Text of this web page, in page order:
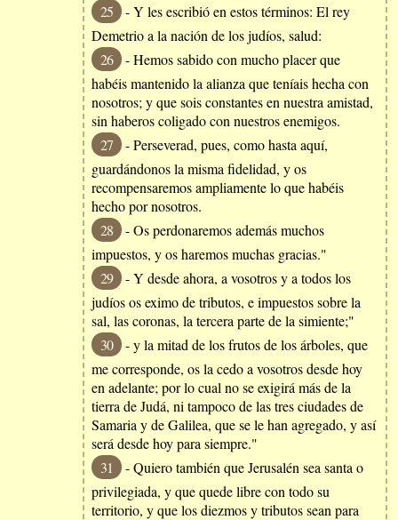
25
- Y les escribió en estos términos: El rey
Demetrio a la nación de los judíos, salud:
26
- Hemos sabido con mucho placer que
habéis mantenido la alianza que teníais hecha con
nosotros; y que sois constantes en nuestra amistad,
sin haberos coligado con nuestros enemigos.
27
- Perseverad, pues, como hasta aquí,
guardándonos la misma fidelidad, y os
recompensaremos ampliamente lo que habéis
hecho por nosotros.
28
- Os perdonaremos además muchos
impuestos, y os haremos muchas gracias."
29
- Y desde ahora, a vosotros y a todos los
judíos os eximo de tributos, e impuestos sobre la
sal, las coronas, la tercera parte de la simiente;"
30
- y la mitad de los frutos de los árboles, que
me corresponde, os la cedo a vosotros desde hoy
en adelante; por lo cual no se exigirá más de la
tierra de Judá, ni tampoco de las tres ciudades de
Samaria y de Galilea, que se le han agregado, y así
será desde hoy para siempre."
31
- Quiero también que Jerusalén sea santa o
privilegiada, y que quede libre con todo su
territorio, y que los diezmos y tributos sean para